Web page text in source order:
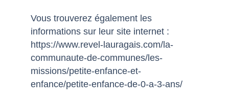
Vous trouverez également les
informations sur leur site internet :
https://www.revel-lauragais.com/la-
communaute-de-communes/les-
missions/petite-enfance-et-
enfance/petite-enfance-de-0-a-3-ans/